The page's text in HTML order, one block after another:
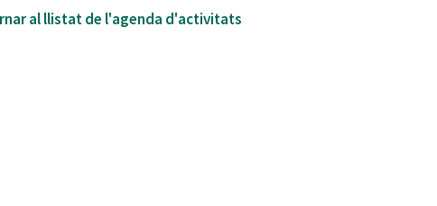
al llistat de l'agenda d'activitats